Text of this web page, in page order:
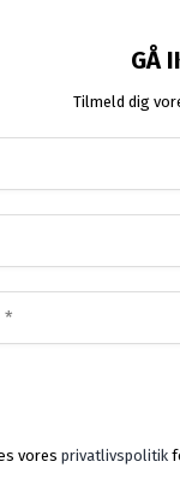
GÅ
Tilmeld dig
vores privatlivspolitik